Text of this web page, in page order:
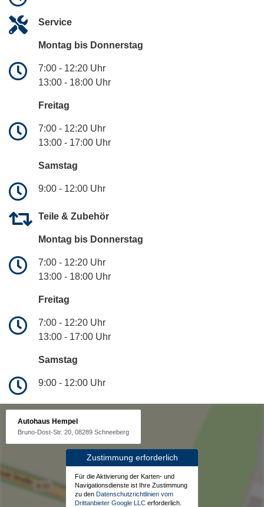
Service
Montag bis Donnerstag
7:00 - 12:20 Uhr
13:00 - 18:00 Uhr
Freitag
7:00 - 12:20 Uhr
13:00 - 17:00 Uhr
Samstag
9:00 - 12:00 Uhr
Teile & Zubehör
Montag bis Donnerstag
7:00 - 12:20 Uhr
13:00 - 18:00 Uhr
Freitag
7:00 - 12:20 Uhr
13:00 - 17:00 Uhr
Samstag
9:00 - 12:00 Uhr
Autohaus Hempel
Bruno-Dost-Str. 20, 08289 Schneeberg
Zustimmung erforderlich
Für die Aktivierung der Karten- und
Navigationsdienste ist Ihre Zustimmung
zu den Datenschutzrichtlinien vom
Drittanbieter Google LLC erforderlich.